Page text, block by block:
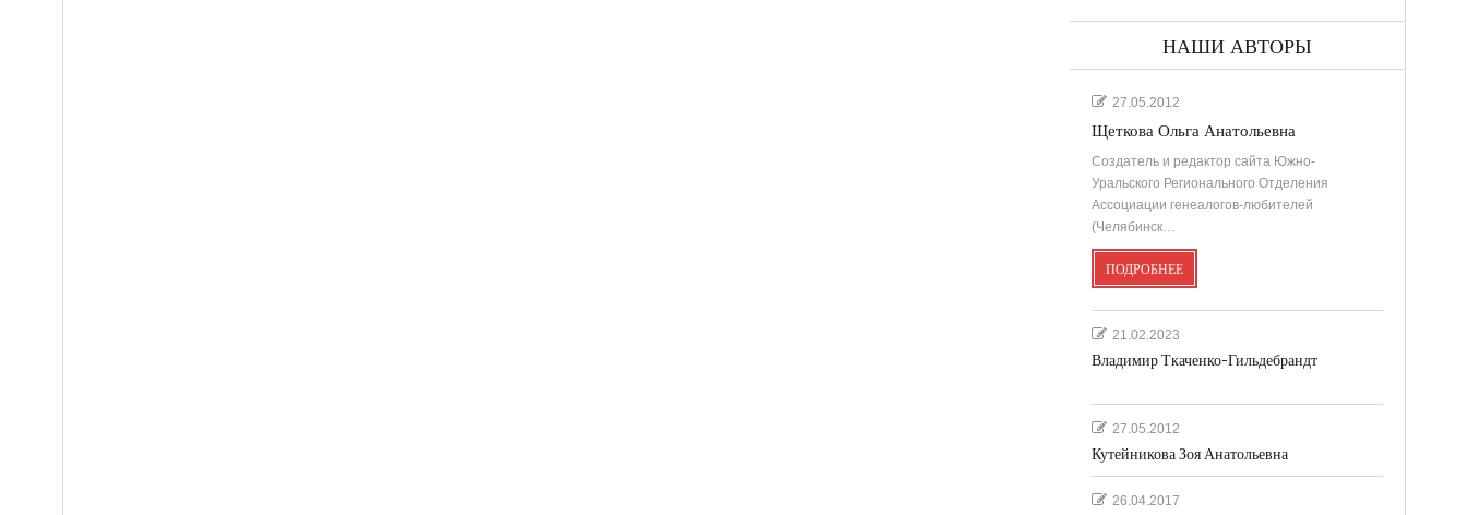
НАШИ АВТОРЫ
27.05.2012
Щеткова Ольга Анатольевна
Создатель и редактор сайта Южно-
Уральского Регионального Отделения
Ассоциации генеалогов-любителей
(Челябинск…
ПОДРОБНЕЕ
21.02.2023
Владимир Ткаченко-Гильдебрандт
27.05.2012
Кутейникова Зоя Анатольевна
26.04.2017